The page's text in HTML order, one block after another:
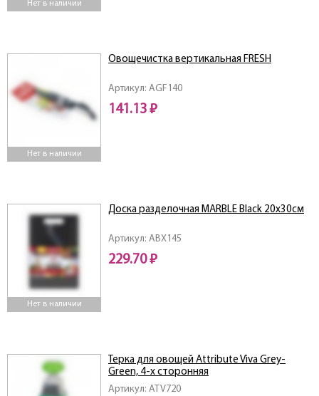
Нет в наличии
Нет в наличии
Артикул: AGF140
Овощечистка вертикальная FRESH
141.13 ₽
Нет в наличии
Артикул: ABX145
Доска разделочная MARBLE Black 20х30см
229.70 ₽
Артикул: ATV720
Терка для овощей Attribute Viva Grey-
Green, 4-х сторонняя